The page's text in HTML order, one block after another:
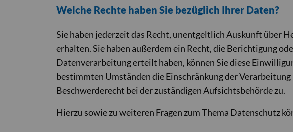
Welche Rechte haben Sie bezüglich Ihrer Daten?
Sie haben jederzeit das Recht, unentgeltlich Auskunft über
erhalten. Sie haben außerdem ein Recht, die Berichtigung
Datenverarbeitung erteilt haben, können Sie diese
bestimmten Umständen die Einschränkung der
Beschwerderecht bei der zuständigen Aufsichtsbehörde zu.
Hierzu sowie zu weiteren Fragen zum Thema Datenschutz